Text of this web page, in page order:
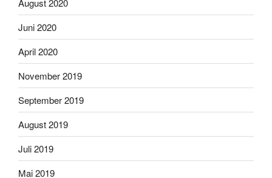
August 2020
Juni 2020
April 2020
November 2019
September 2019
August 2019
Juli 2019
Mai 2019